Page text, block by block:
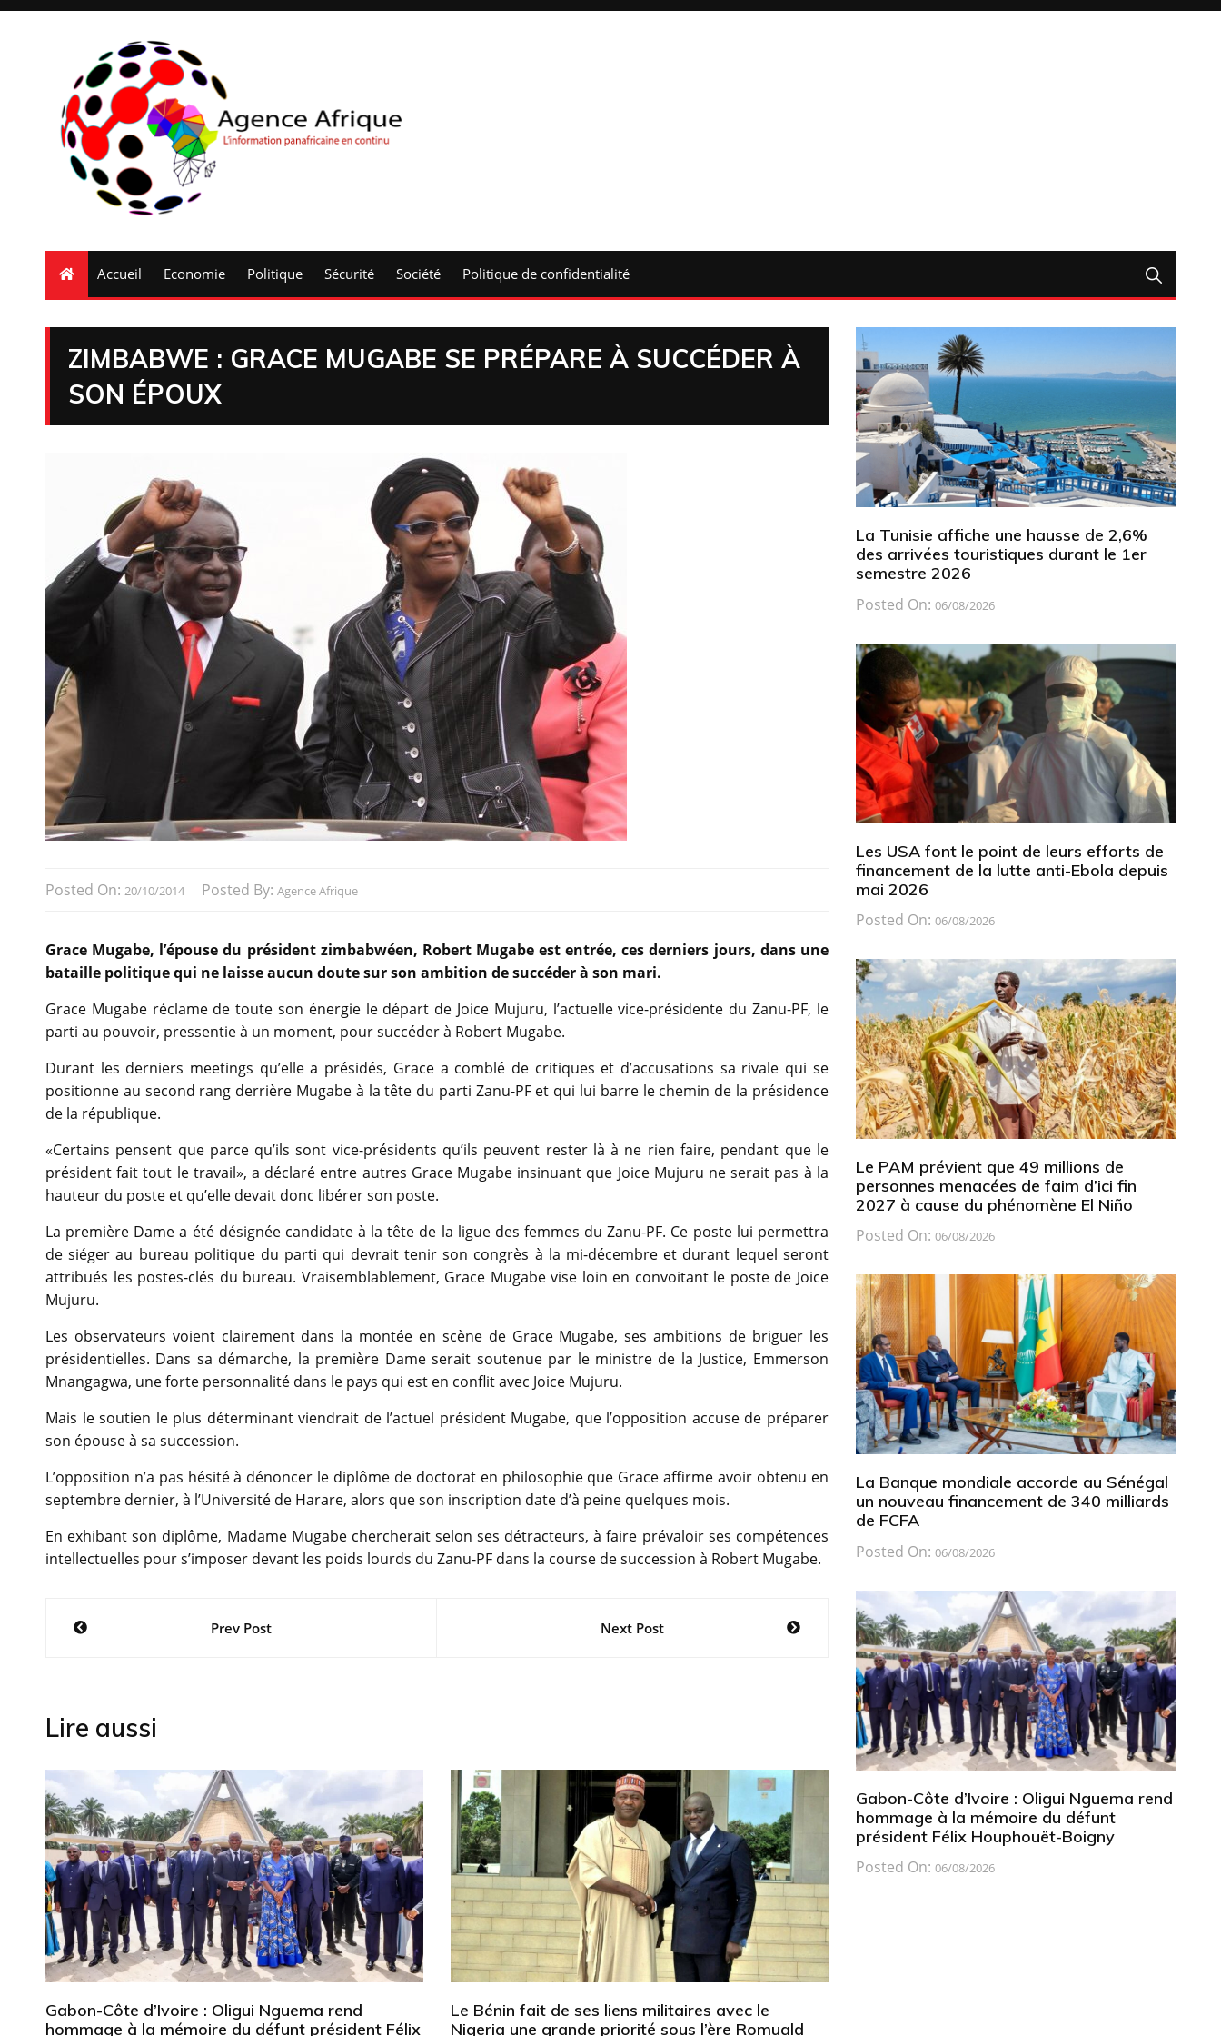
Accueil Economie Politique Sécurité Société Politique de confidentialité
ZIMBABWE : GRACE MUGABE SE PRÉPARE À SUCCÉDER À
SON ÉPOUX
Posted On: 20/10/2014 Posted By: Agence Afrique
Grace Mugabe, l’épouse du président zimbabwéen, Robert Mugabe est entrée, ces derniers jours, dans une
bataille politique qui ne laisse aucun doute sur son ambition de succéder à son mari.
Grace Mugabe réclame de toute son énergie le départ de Joice Mujuru, l’actuelle vice-présidente du Zanu-PF, le
parti au pouvoir, pressentie à un moment, pour succéder à Robert Mugabe.
Durant les derniers meetings qu’elle a présidés, Grace a comblé de critiques et d’accusations sa rivale qui se
positionne au second rang derrière Mugabe à la tête du parti Zanu-PF et qui lui barre le chemin de la présidence
de la république.
«Certains pensent que parce qu’ils sont vice-présidents qu’ils peuvent rester là à ne rien faire, pendant que le
président fait tout le travail», a déclaré entre autres Grace Mugabe insinuant que Joice Mujuru ne serait pas à la
hauteur du poste et qu’elle devait donc libérer son poste.
La première Dame a été désignée candidate à la tête de la ligue des femmes du Zanu-PF. Ce poste lui permettra
de siéger au bureau politique du parti qui devrait tenir son congrès à la mi-décembre et durant lequel seront
attribués les postes-clés du bureau. Vraisemblablement, Grace Mugabe vise loin en convoitant le poste de Joice
Mujuru.
Les observateurs voient clairement dans la montée en scène de Grace Mugabe, ses ambitions de briguer les
présidentielles. Dans sa démarche, la première Dame serait soutenue par le ministre de la Justice, Emmerson
Mnangagwa, une forte personnalité dans le pays qui est en conflit avec Joice Mujuru.
Mais le soutien le plus déterminant viendrait de l’actuel président Mugabe, que l’opposition accuse de préparer
son épouse à sa succession.
L’opposition n’a pas hésité à dénoncer le diplôme de doctorat en philosophie que Grace affirme avoir obtenu en
septembre dernier, à l’Université de Harare, alors que son inscription date d’à peine quelques mois.
En exhibant son diplôme, Madame Mugabe chercherait selon ses détracteurs, à faire prévaloir ses compétences
intellectuelles pour s’imposer devant les poids lourds du Zanu-PF dans la course de succession à Robert Mugabe.
NavigationPrev Post Next Post
Lire aussi
Gabon-Côte d’Ivoire : Oligui Nguema rend
hommage à la mémoire du défunt président Félix
Le Bénin fait de ses liens militaires avec le
Nigeria une grande priorité sous l’ère Romuald
La Tunisie affiche une hausse de 2,6%
des arrivées touristiques durant le 1er
semestre 2026
Posted On: 06/08/2026
Les USA font le point de leurs efforts de
financement de la lutte anti-Ebola depuis
mai 2026
Posted On: 06/08/2026
Le PAM prévient que 49 millions de
personnes menacées de faim d’ici fin
2027 à cause du phénomène El Niño
Posted On: 06/08/2026
La Banque mondiale accorde au Sénégal
un nouveau financement de 340 milliards
de FCFA
Posted On: 06/08/2026
Gabon-Côte d’Ivoire : Oligui Nguema rend
hommage à la mémoire du défunt
président Félix Houphouët-Boigny
Posted On: 06/08/2026